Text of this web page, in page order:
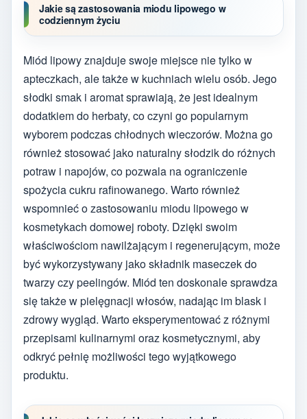
Jakie są zastosowania miodu lipowego w
codziennym życiu
Miód lipowy znajduje swoje miejsce nie tylko w
apteczkach, ale także w kuchniach wielu osób. Jego
słodki smak i aromat sprawiają, że jest idealnym
dodatkiem do herbaty, co czyni go popularnym
wyborem podczas chłodnych wieczorów. Można go
również stosować jako naturalny słodzik do różnych
potraw i napojów, co pozwala na ograniczenie
spożycia cukru rafinowanego. Warto również
wspomnieć o zastosowaniu miodu lipowego w
kosmetykach domowej roboty. Dzięki swoim
właściwościom nawilżającym i regenerującym, może
być wykorzystywany jako składnik maseczek do
twarzy czy peelingów. Miód ten doskonale sprawdza
się także w pielęgnacji włosów, nadając im blask i
zdrowy wygląd. Warto eksperymentować z różnymi
przepisami kulinarnymi oraz kosmetycznymi, aby
odkryć pełnię możliwości tego wyjątkowego
produktu.